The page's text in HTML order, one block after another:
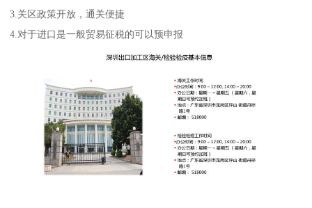
3.关区政策开放，通关便捷
4.对于进口是一般贸易征税的可以预申报